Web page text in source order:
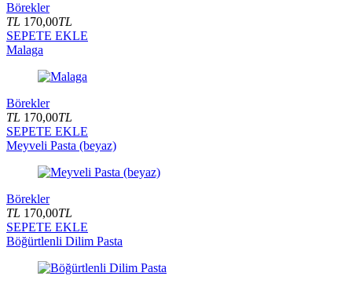
Börekler
TL 170,00TL
SEPETE EKLE
Malaga
Börekler
TL 170,00TL
SEPETE EKLE
Meyveli Pasta (beyaz)
Börekler
TL 170,00TL
SEPETE EKLE
Böğürtlenli Dilim Pasta